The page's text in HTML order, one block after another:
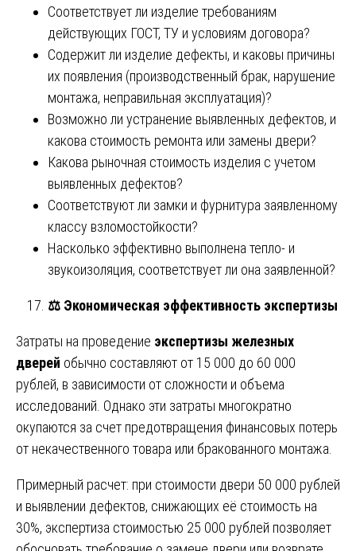
Соответствует ли изделие требованиям
действующих ГОСТ, ТУ и условиям договора?
Содержит ли изделие дефекты, и каковы причины
их появления (производственный брак, нарушение
монтажа, неправильная эксплуатация)?
Возможно ли устранение выявленных дефектов, и
какова стоимость ремонта или замены двери?
Какова рыночная стоимость изделия с учетом
выявленных дефектов?
Соответствуют ли замки и фурнитура заявленному
классу взломостойкости?
Насколько эффективно выполнена тепло- и
звукоизоляция, соответствует ли она заявленной?
⚖️ Экономическая эффективность экспертизы
Затраты на проведение экспертизы железных
дверей обычно составляют от 15 000 до 60 000
рублей, в зависимости от сложности и объема
исследований. Однако эти затраты многократно
окупаются за счет предотвращения финансовых потерь
от некачественного товара или бракованного монтажа.
Примерный расчет: при стоимости двери 50 000 рублей
и выявлении дефектов, снижающих её стоимость на
30%, экспертиза стоимостью 25 000 рублей позволяет